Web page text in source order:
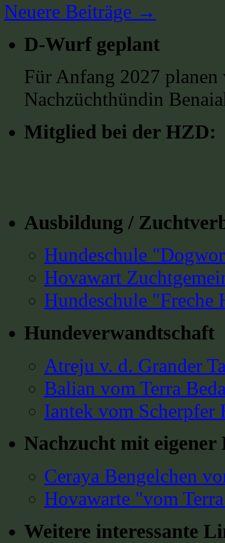
Neuere Beiträge →
D-Wurf geplant
Für Anfang 2027
Nachzüchthündin
Mitglied bei der HZD:
Ausbildung /
Hundeschule
Hovawart
Hundeschule "Freche
Hundeverwandtschaft
Atreju v. d. Grander
Balian vom Terra
Iantek vom Scherpfer
Nachzucht mit eigener
Ceraya Bengelchen
Hovawarte "vom
Weitere interessante